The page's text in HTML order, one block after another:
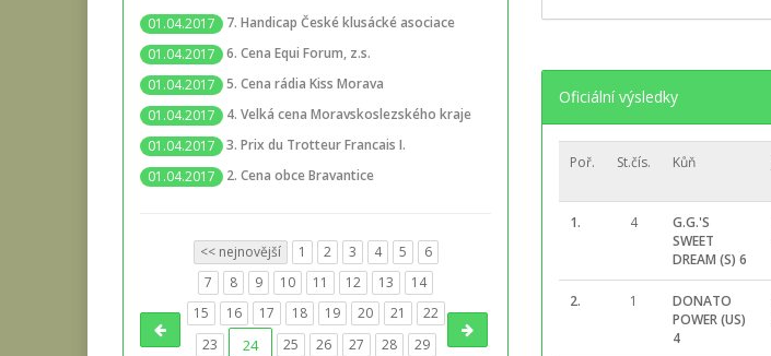
Oficiální výsledky
Poř. St.čís. Kůň
1. 4
G.G.'S
SWEET
DREAM (S) 6
2. 1
DONATO
POWER (US)
4
01.04.2017
7. Handicap České klusácké asociace
01.04.2017
6. Cena Equi Forum, z.s.
01.04.2017
5. Cena rádia Kiss Morava
01.04.2017
4. Velká cena Moravskoslezského kraje
01.04.2017
3. Prix du Trotteur Francais I.
01.04.2017
2. Cena obce Bravantice
<< nejnovější 1 2 3 4 5
6
7
8 9 10 11 12 13
14
15
16 17 18 19 20 21
22
23
24 25 26 27 28
29